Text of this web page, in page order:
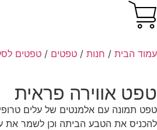
הבית/חנות/טפטים/טפטים
אווירה פראית
תמונה עם אלמנטים של עלים
את הטבע הביתה וכן לשמר את